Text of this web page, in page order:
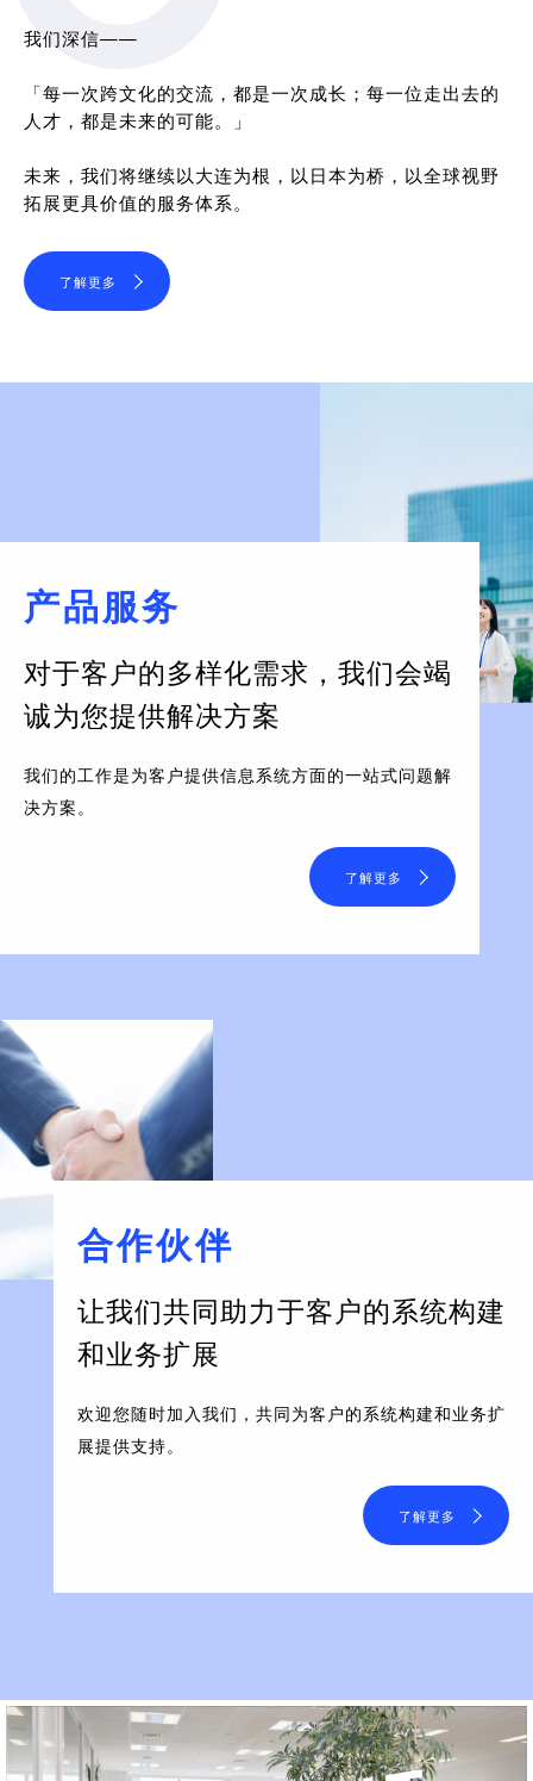
我们深信——
「每一次跨文化的交流，都是一次成长；每一位走出去的
人才，都是未来的可能。」
未来，我们将继续以大连为根，以日本为桥，以全球视野
拓展更具价值的服务体系。
了解更多
产品服务
对于客户的多样化需求， 我们会竭
诚为您提供解决方案
我们的工作是为客户提供信息系统方面的一站式问题解
决方案。
了解更多
合作伙伴
让我们共同助力于客户的系统构建
和业务扩展
欢迎您随时加入我们，共同为客户的系统构建和业务扩
展提供支持。
了解更多